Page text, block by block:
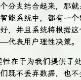
分支结合起来，那
能系统中，都有一
，并且系统将根据
表用户理性决策。
在于为我们提供了
既不丢弃数据，也